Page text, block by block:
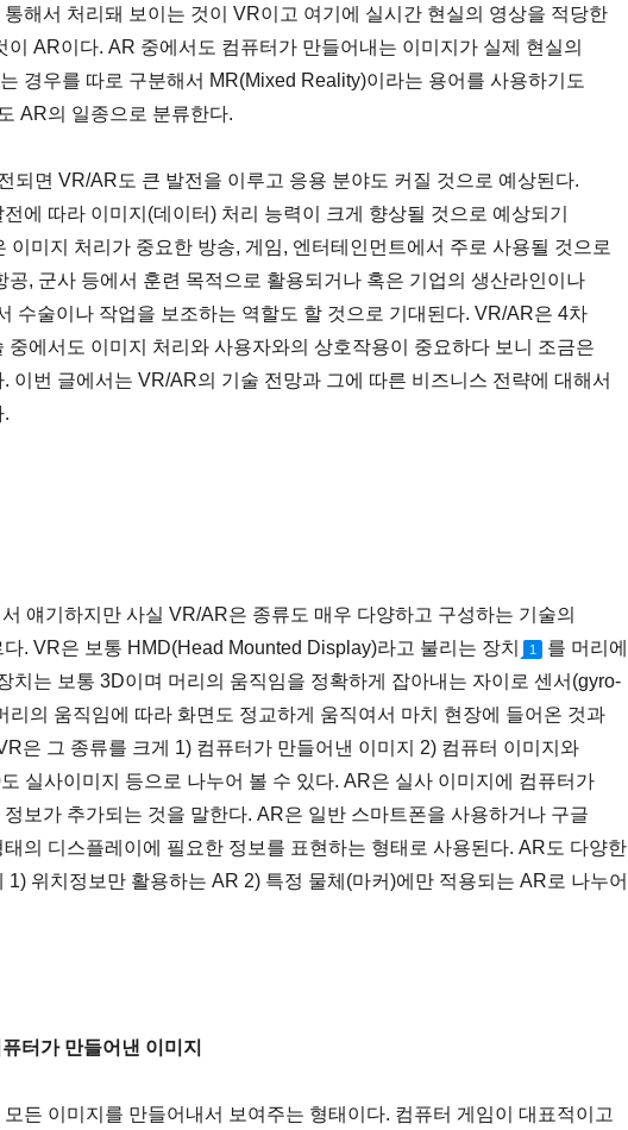
해서 처리돼 보이는 것이 VR이고 여기에 실시간 현실의 영상을 적당한
이 AR이다. AR 중에서도 컴퓨터가 만들어내는 이미지가 실제 현실의
경우를 따로 구분해서 MR(Mixed Reality)이라는 용어를 사용하기도
AR의 일종으로 분류한다.
되면 VR/AR도 큰 발전을 이루고 응용 분야도 커질 것으로 예상된다.
에 따라 이미지(데이터) 처리 능력이 크게 향상될 것으로 예상되기
이미지 처리가 중요한 방송, 게임, 엔터테인먼트에서 주로 사용될 것으로
공, 군사 등에서 훈련 목적으로 활용되거나 혹은 기업의 생산라인이나
수술이나 작업을 보조하는 역할도 할 것으로 기대된다. VR/AR은 4차
중에서도 이미지 처리와 사용자와의 상호작용이 중요하다 보니 조금은
이번 글에서는 VR/AR의 기술 전망과 그에 따른 비즈니스 전략에 대해서
.
얘기하지만 사실 VR/AR은 종류도 매우 다양하고 구성하는 기술의
. VR은 보통 HMD(Head Mounted Display)라고 불리는 장치
1
를 머리에
치는 보통 3D이며 머리의 움직임을 정확하게 잡아내는 자이로 센서(gyro-
리의 움직임에 따라 화면도 정교하게 움직여서 마치 현장에 들어온 것과
은 그 종류를 크게 1) 컴퓨터가 만들어낸 이미지 2) 컴퓨터 이미지와
실사이미지 등으로 나누어 볼 수 있다. AR은 실사 이미지에 컴퓨터가
보가 추가되는 것을 말한다. AR은 일반 스마트폰을 사용하거나 구글
의 디스플레이에 필요한 정보를 표현하는 형태로 사용된다. AR도 다양한
1) 위치정보만 활용하는 AR 2) 특정 물체(마커)에만 적용되는 AR로 나누어
터가 만들어낸 이미지
든 이미지를 만들어내서 보여주는 형태이다. 컴퓨터 게임이 대표적이고